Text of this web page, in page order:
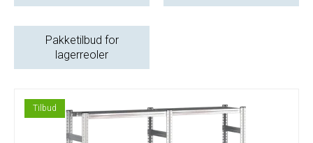
Pakketilbud for
lagerreoler
Tilbud